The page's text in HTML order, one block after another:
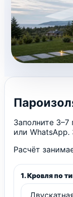
Заполните
или WhatsApp.
Расчёт
1. Кровля по